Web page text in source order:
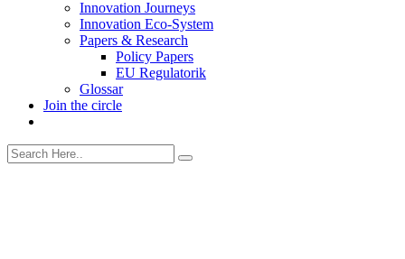
Innovation Journeys
Innovation Eco-System
Papers & Research
Policy Papers
EU Regulatorik
Glossar
Join the circle